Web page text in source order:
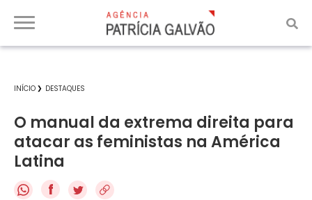
INÍCIO DESTAQUES
O manual da extrema direita para
atacar as feministas na América
Latina
f